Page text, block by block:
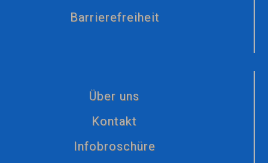
Barrierefreiheit
Über uns
Kontakt
Infobroschüre